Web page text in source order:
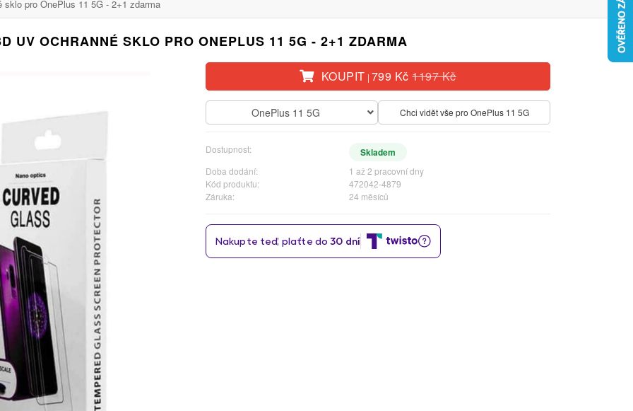
pro OnePlus 11 5G - 2+1 zdarma
UV OCHRANNÉ SKLO PRO ONEPLUS 11 5G - 2+1 ZDARMA
KOUPIT | 799 Kč1197 Kč
OnePlus 11 5G Chci vidět vše pro OnePlus 11 5G
Dostupnost: Skladem
Doba dodání:
1 až 2 pracovní dny
Kód produktu:
472042-4879
Záruka:
24 měsíců